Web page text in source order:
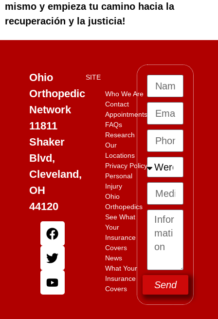
mismo y empieza tu camino hacia la
recuperación y la justicia!
Ohio
Orthopedic
Network
11811
Shaker
Blvd,
Cleveland,
OH
44120
SITE
Who We Are
Contact
Appointments
FAQs
Research
Our
Locations
Privacy Policy
Personal
Injury
Ohio
Orthopedics
See What
Your
Insurance
Covers
News
What Your
Insurance
Covers
Send